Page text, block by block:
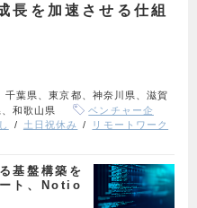
長を加速させる仕組
千葉県、東京都、神奈川県、滋賀
和歌山県
ベンチャー企
土日祝休み
リモートワーク
基盤構築を
ト、Notio